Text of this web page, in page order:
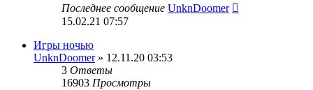
Последнее сообщение UnknDoomer
15.02.21 07:57
Игры ночью
UnknDoomer» 12.11.20 03:53
3 Ответы
16903 Просмотры